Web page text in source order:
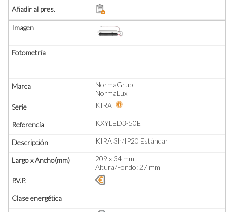
NormaGrup
NormaLux
KIRA
KXYLED3-50E
KIRA 3h/IP20 Estándar
209 x 34 mm
Altura/Fondo: 27 mm